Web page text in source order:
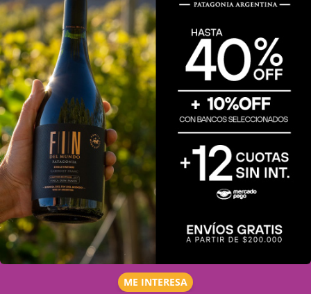
ME INTERESA